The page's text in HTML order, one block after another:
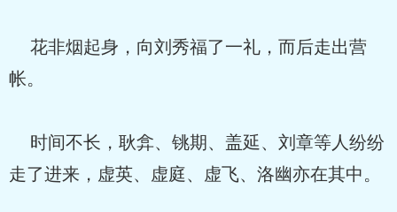
花非烟起身，向刘秀福了一礼，而后走出营
帐。
时间不长，耿弇、铫期、盖延、刘章等人纷纷
走了进来，虚英、虚庭、虚飞、洛幽亦在其中。